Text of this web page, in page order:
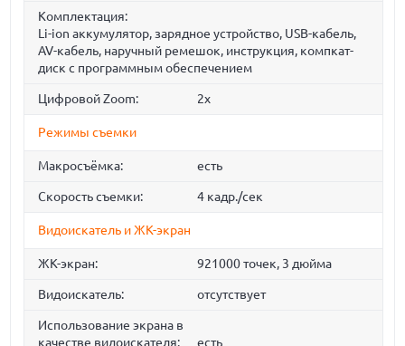
Комплектация:
Li-ion аккумулятор, зарядное устройство, USB-кабель,
AV-кабель, наручный ремешок, инструкция, компкат-
диск с программным обеспечением
Цифровой Zoom: 2x
Режимы съемки
Макросъёмка: есть
Скорость съемки: 4 кадр./сек
Видоискатель и ЖК-экран
ЖК-экран: 921000 точек, 3 дюйма
Видоискатель: отсутствует
Использование экрана в
качестве видоискателя:
есть